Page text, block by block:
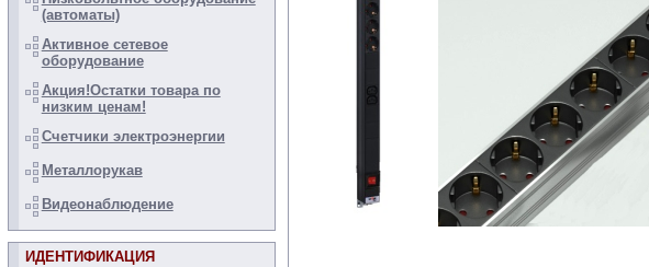
(автоматы)
Активное сетевое
оборудование
Акция!Остатки товара по
низким ценам!
Счетчики электроэнергии
Металлорукав
Видеонаблюдение
ИДЕНТИФИКАЦИЯ